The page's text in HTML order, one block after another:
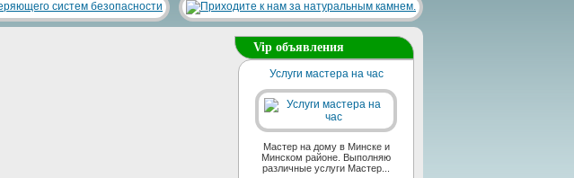
Vip объявления
Услуги мастера на час
Мастер на дому в Минске и
Минском районе. Выполняю
различные услуги Мастер...